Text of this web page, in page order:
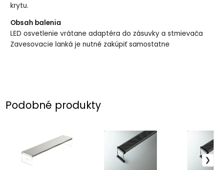
krytu.
Obsah balenia
LED osvetlenie vrátane adaptéra do zásuvky a stmievača
Zavesovacie lanká je nutné zakúpiť samostatne
Podobné produkty